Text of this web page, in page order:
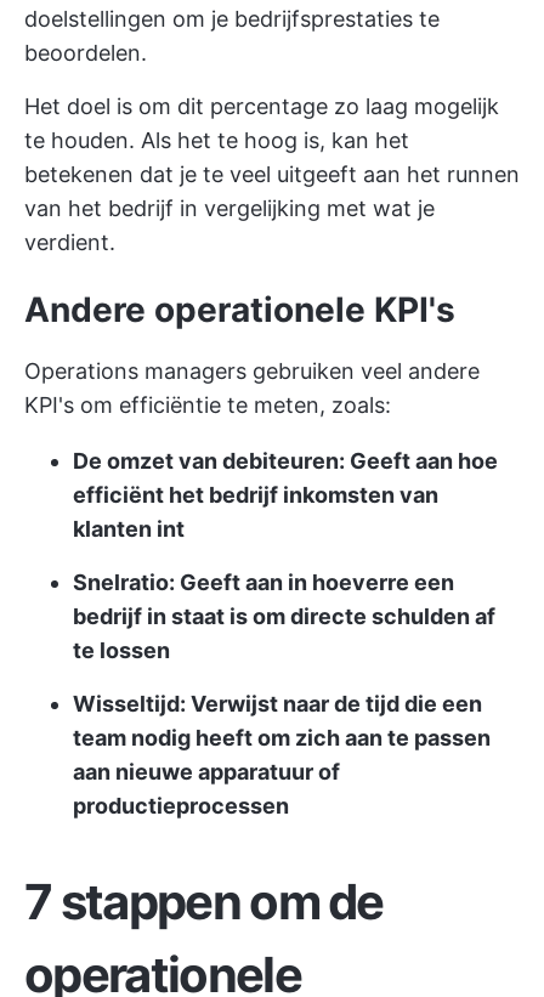
doelstellingen om je bedrijfsprestaties te
beoordelen.
Het doel is om dit percentage zo laag mogelijk
te houden. Als het te hoog is, kan het
betekenen dat je te veel uitgeeft aan het runnen
van het bedrijf in vergelijking met wat je
verdient.
Andere operationele KPI's
Operations managers gebruiken veel andere
KPI's om efficiëntie te meten, zoals:
De omzet van debiteuren: Geeft aan hoe
efficiënt het bedrijf inkomsten van
klanten int
Snelratio: Geeft aan in hoeverre een
bedrijf in staat is om directe schulden af
te lossen
Wisseltijd: Verwijst naar de tijd die een
team nodig heeft om zich aan te passen
aan nieuwe apparatuur of
productieprocessen
7 stappen om de
operationele